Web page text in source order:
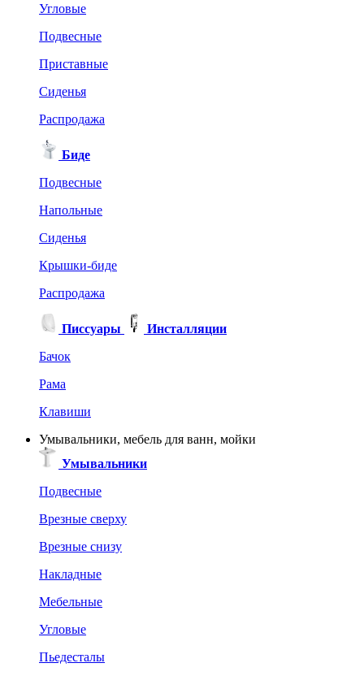
Угловые
Подвесные
Приставные
Сиденья
Распродажа
Биде
Подвесные
Напольные
Сиденья
Крышки-биде
Распродажа
Писсуары
Инсталляции
Бачок
Рама
Клавиши
Умывальники, мебель для ванн, мойки
Умывальники
Подвесные
Врезные сверху
Врезные снизу
Накладные
Мебельные
Угловые
Пьедесталы